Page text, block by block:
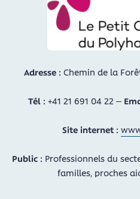
Adresse : Chemin de la Forêt
Tél : +41 21 691 04 22 –
Site internet :
Public : Professionnels du
familles, proches